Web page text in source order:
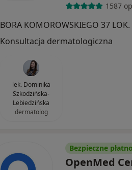
1587
Konsultacja dermatologiczna
lek. Dominika
Szkodzińska-
Lebiedzińska
dermatolog
Bezpieczne
OpenMed